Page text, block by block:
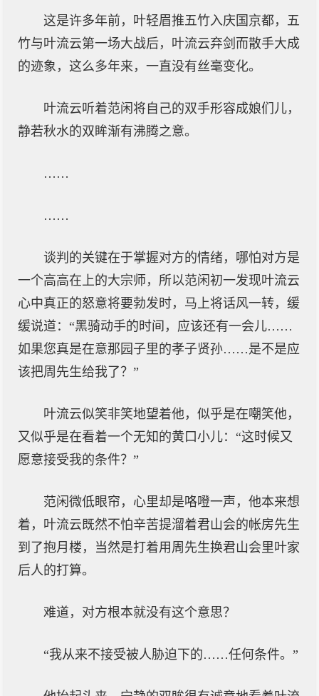
这是许多年前，叶轻眉推五竹入庆国京都，五
竹与叶流云第一场大战后，叶流云弃剑而散手大成
的迹象，这么多年来，一直没有丝毫变化。
叶流云听着范闲将自己的双手形容成娘们儿，
静若秋水的双眸渐有沸腾之意。
……
……
谈判的关键在于掌握对方的情绪，哪怕对方是
一个高高在上的大宗师，所以范闲初一发现叶流云
心中真正的怒意将要勃发时，马上将话风一转，缓
缓说道：“黑骑动手的时间，应该还有一会儿……
如果您真是在意那园子里的孝子贤孙……是不是应
该把周先生给我了？”
叶流云似笑非笑地望着他，似乎是在嘲笑他，
又似乎是在看着一个无知的黄口小儿：“这时候又
愿意接受我的条件？”
范闲微低眼帘，心里却是咯噔一声，他本来想
着，叶流云既然不怕辛苦提溜着君山会的帐房先生
到了抱月楼，当然是打着用周先生换君山会里叶家
后人的打算。
难道，对方根本就没有这个意思？
“我从来不接受被人胁迫下的……任何条件。”